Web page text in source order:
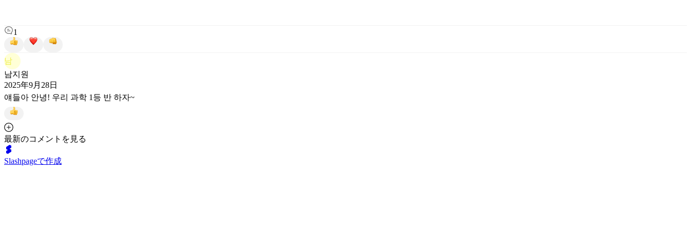
1
남
남지원
2025年9月28日
얘들아 안녕! 우리 과학 1등 반 하자~
最新のコメントを見る
Slashpageで作成